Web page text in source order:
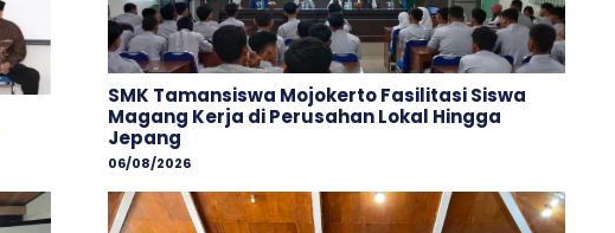
SMK Tamansiswa Mojokerto Fasilitasi Siswa
Magang Kerja di Perusahan Lokal Hingga
Jepang
06/08/2026